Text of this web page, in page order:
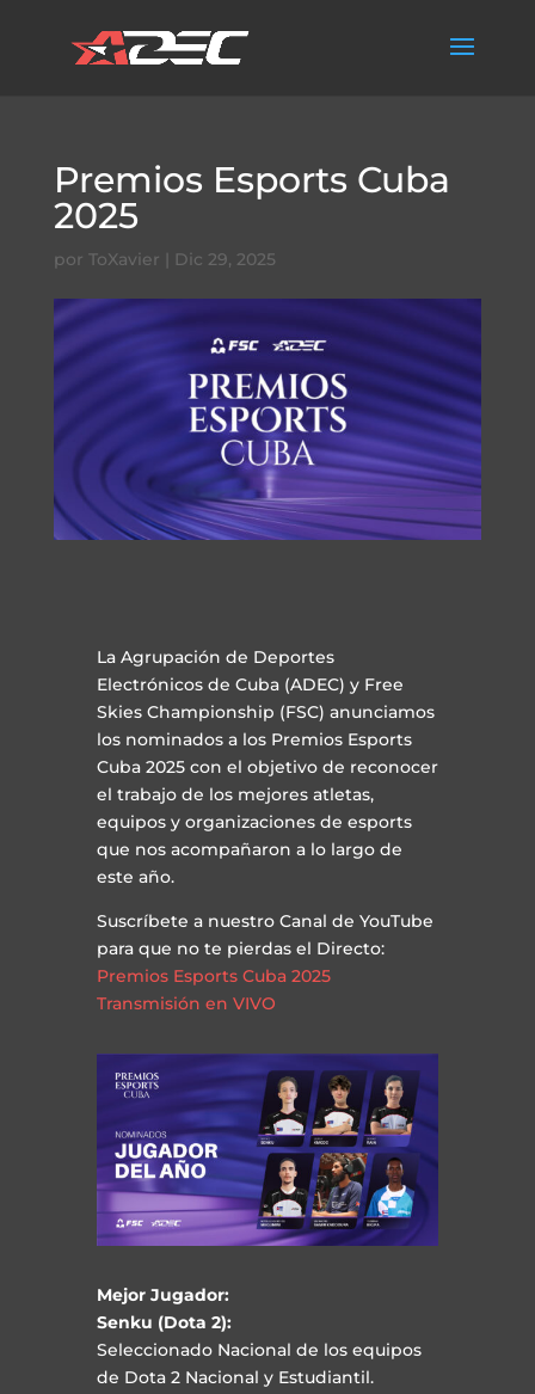
Premios Esports Cuba
2025
por ToXavier | Dic 29, 2025
La Agrupación de Deportes
Electrónicos de Cuba (ADEC) y Free
Skies Championship (FSC) anunciamos
los nominados a los Premios Esports
Cuba 2025 con el objetivo de reconocer
el trabajo de los mejores atletas,
equipos y organizaciones de esports
que nos acompañaron a lo largo de
este año.
Suscríbete a nuestro Canal de YouTube
para que no te pierdas el Directo:
Premios Esports Cuba 2025
Transmisión en VIVO
Mejor Jugador:
Senku (Dota 2):
Seleccionado Nacional de los equipos
de Dota 2 Nacional y Estudiantil.